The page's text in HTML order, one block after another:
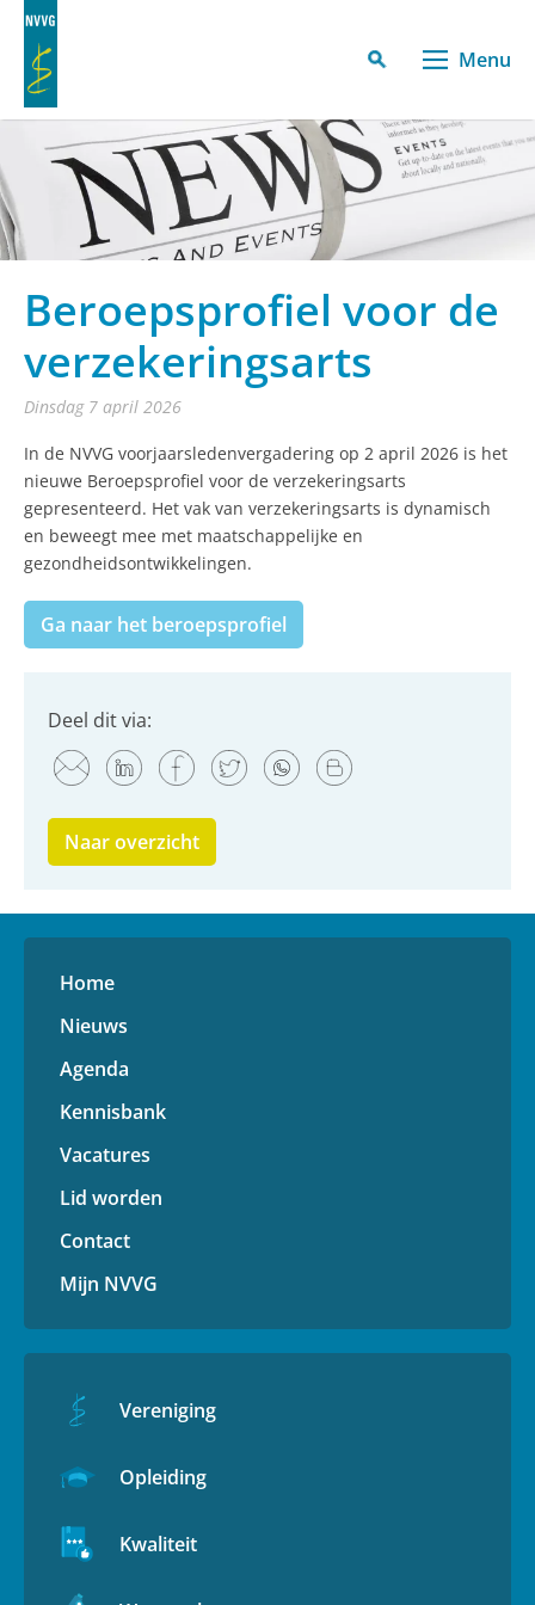
Menu
Beroepsprofiel voor de
verzekeringsarts
dinsdag 7 april 2026
In de NVVG voorjaarsledenvergadering op 2 april 2026 is het
nieuwe Beroepsprofiel voor de verzekeringsarts
gepresenteerd. Het vak van verzekeringsarts is dynamisch
en beweegt mee met maatschappelijke en
gezondheidsontwikkelingen.
Ga naar het beroepsprofiel
Deel dit via:
Naar overzicht
Home
Nieuws
Agenda
Kennisbank
Vacatures
Lid worden
Contact
Mijn NVVG
Vereniging
Opleiding
Kwaliteit